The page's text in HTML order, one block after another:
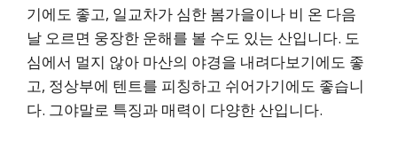
기에도 좋고, 일교차가 심한 봄가을이나 비 온 다음
날 오르면 웅장한 운해를 볼 수도 있는 산입니다. 도
심에서 멀지 않아 마산의 야경을 내려다보기에도 좋
고, 정상부에 텐트를 피칭하고 쉬어가기에도 좋습니
다. 그야말로 특징과 매력이 다양한 산입니다.